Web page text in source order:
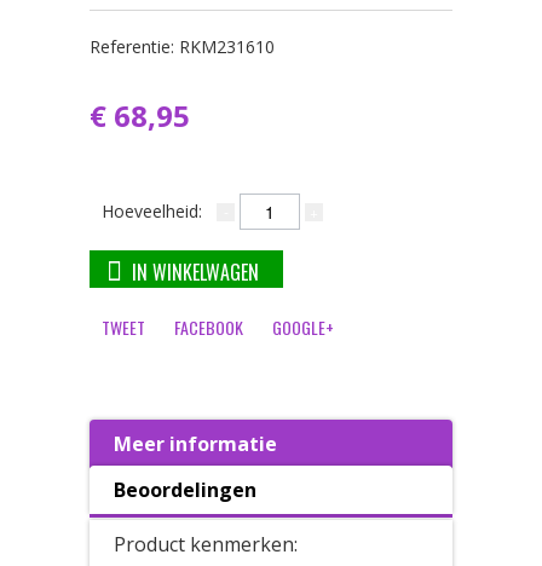
Referentie: RKM231610
€ 68,95
Hoeveelheid:
IN WINKELWAGEN
TWEET FACEBOOK GOOGLE+
Meer informatie
Beoordelingen
Product kenmerken: